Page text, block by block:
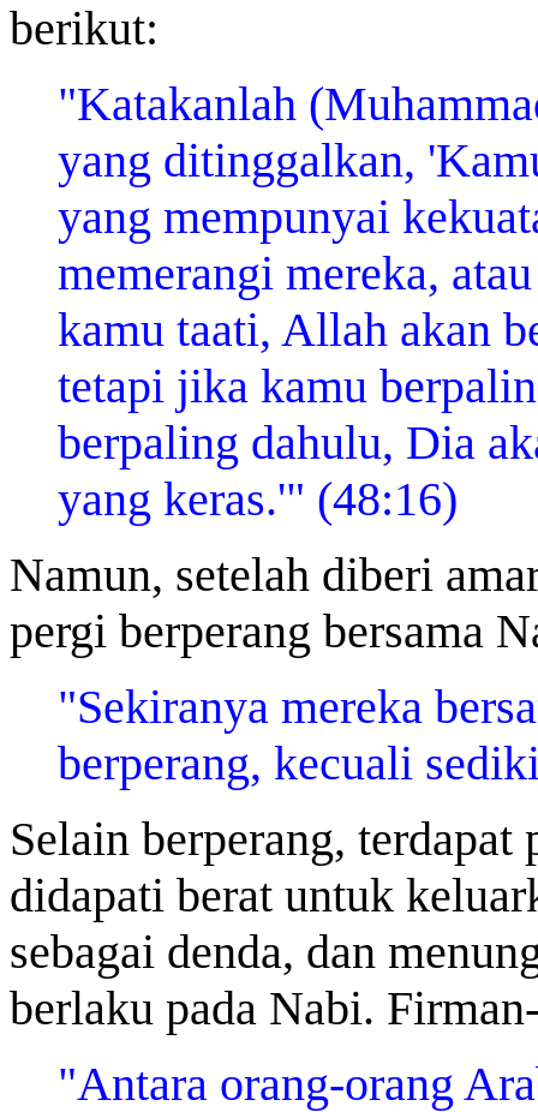
berikut:
"Katakanlah
yang ditinggalkan,
yang mempunyai
memerangi mereka,
kamu taati, Allah akan
tetapi jika kamu
berpaling dahulu, Dia
yang keras.'" (48:16)
Namun, setelah diberi
pergi berperang bersama
"Sekiranya mereka
berperang, kecuali
Selain berperang,
didapati berat untuk
sebagai denda, dan
berlaku pada Nabi.
"Antara orang-orang